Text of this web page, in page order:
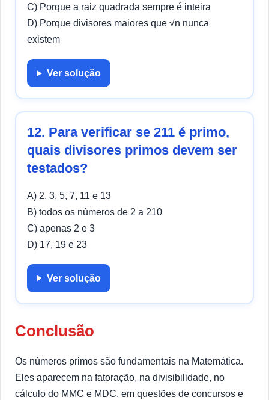
C) Porque a raiz quadrada sempre é inteira
D) Porque divisores maiores que √n nunca
existem
Ver solução
12. Para verificar se 211 é primo,
quais divisores primos devem ser
testados?
A) 2, 3, 5, 7, 11 e 13
B) todos os números de 2 a 210
C) apenas 2 e 3
D) 17, 19 e 23
Ver solução
Conclusão
Os números primos são fundamentais na Matemática.
Eles aparecem na fatoração, na divisibilidade, no
cálculo do MMC e MDC, em questões de concursos e